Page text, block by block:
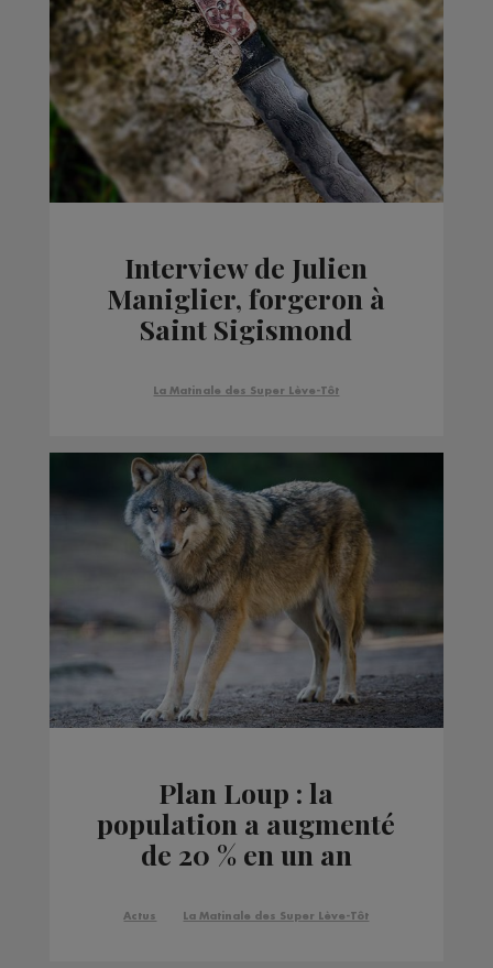
Interview de Julien
Maniglier, forgeron à
Saint Sigismond
La Matinale des Super Lève-Tôt
Plan Loup : la
population a augmenté
de 20 % en un an
Actus La Matinale des Super Lève-Tôt